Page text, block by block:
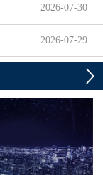
2026-07-30
2026-07-29